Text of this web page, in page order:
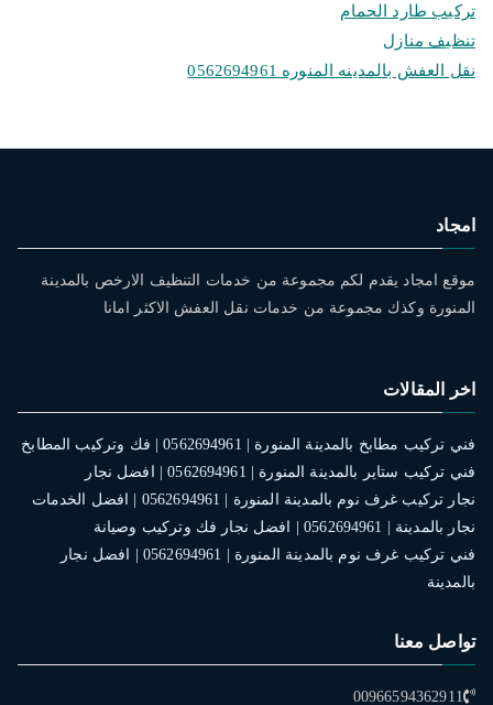
تركيب طارد الحمام
تنظيف منازل
نقل العفش بالمدينه المنوره 0562694961
امجاد
موقع امجاد يقدم لكم مجموعة من خدمات التنظيف الارخص بالمدينة
المنورة وكذك مجموعة من خدمات نقل العفش الاكثر امانا
اخر المقالات
فني تركيب مطابخ بالمدينة المنورة | 0562694961 | فك وتركيب المطابخ
فني تركيب ستاير بالمدينة المنورة | 0562694961 | افضل نجار
نجار تركيب غرف نوم بالمدينة المنورة | 0562694961 | افضل الخدمات
نجار بالمدينة | 0562694961 | افضل نجار فك وتركيب وصيانة
فني تركيب غرف نوم بالمدينة المنورة | 0562694961 | افضل نجار
بالمدينة
تواصل معنا
00966594362911